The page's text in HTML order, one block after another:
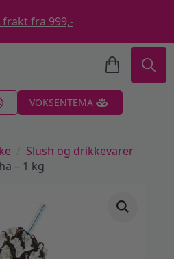
frakt fra 999,-
VOKSENTEMA
Slush og drikkevarer
– 1 kg